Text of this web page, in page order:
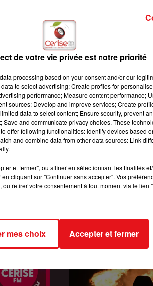
des réponses et permettra
de votre vie privée est notre priorité
processing based on your consent and/or our
to select advertising; Create profiles for
performance; Measure content performance;
sources; Develop and improve services; Create
data to select content; Ensure security, prevent
and communicate privacy choices. These
offer following functionalities: Identify devices based
and combine data from other data sources; Link
et fermer", ou affiner en sélectionnant les finalités
cliquant sur "Continuer sans accepter". Vos
retirer votre consentement à tout moment via le lien
mes choix Accepter et fermer